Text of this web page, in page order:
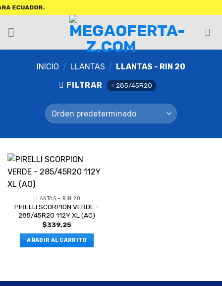
ECUADOR.
INICIO / LLANTAS / LLANTAS - RIN 20
FILTRAR
285/45R20
LLANTAS - RIN 20
PIRELLI SCORPION VERDE –
285/45R20 112Y XL (AO)
$339,25
AÑADIR AL CARRITO